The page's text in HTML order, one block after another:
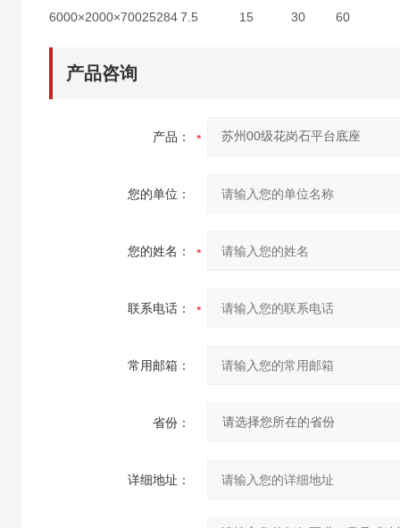
6000×2000×700252847.5 15 30 60
产品咨询
产品：
您的单位：
您的姓名：
联系电话：
常用邮箱：
省份：
详细地址：